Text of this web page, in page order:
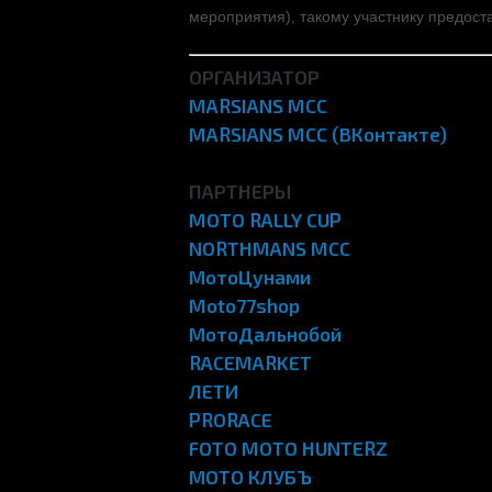
мероприятия), такому участнику
ОРГАНИЗАТОР
MARSIANS MCC
MARSIANS MCC (ВКонтакте)
ПАРТНЕРЫ
MOTO RALLY CUP
NORTHMANS MCC
МотоЦунами
Moto77shop
МотоДальнобой
RACEMARKET
ЛЕТИ
PRORACE
FOTO MOTO HUNTERZ
МОТО КЛУБЪ